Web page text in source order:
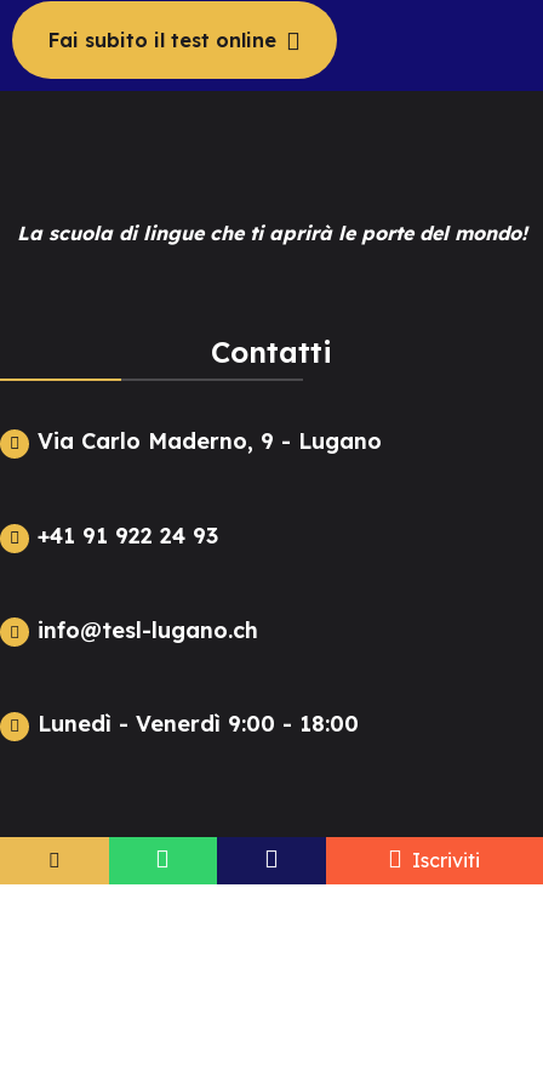
Fai subito il test online
La scuola di lingue che ti aprirà le porte del mondo!
Contatti
Via Carlo Maderno, 9 - Lugano
+41 91 922 24 93
info@tesl-lugano.ch
Lunedì - Venerdì 9:00 - 18:00
I nostri corsi
Iscriviti